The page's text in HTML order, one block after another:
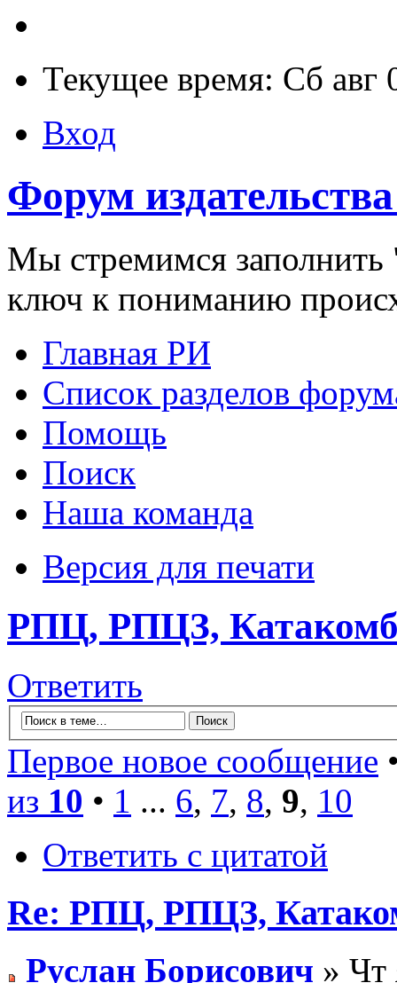
Текущее время: Сб авг
Вход
Форум
Мы стремимся заполнить
ключ к пониманию
Главная РИ
Список разделов
Помощь
Поиск
Наша команда
Версия для печати
РПЦ, РПЦЗ,
Ответить
Первое новое сообщение
из 10 • 1 ... 6, 7, 8, 9, 10
Ответить с цитатой
Re: РПЦ, РПЦЗ,
Руслан Борисович » Чт